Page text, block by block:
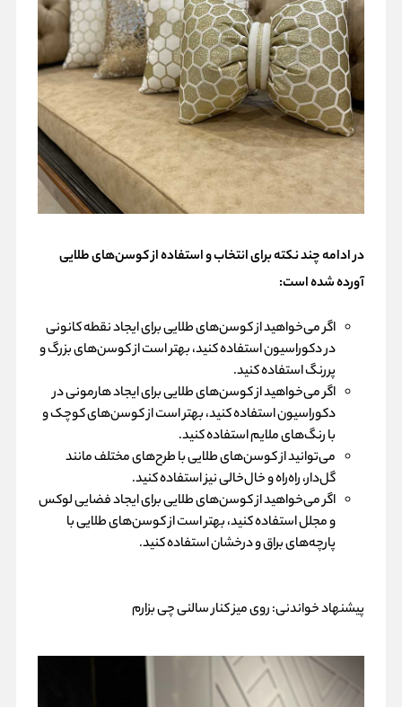
در ادامه چند نکته برای انتخاب و استفاده از کوسن‌های طلایی
آورده شده است:
اگر می‌خواهید از کوسن‌های طلایی برای ایجاد نقطه کانونی
در دکوراسیون استفاده کنید، بهتر است از کوسن‌های بزرگ و
پررنگ استفاده کنید.
اگر می‌خواهید از کوسن‌های طلایی برای ایجاد هارمونی در
دکوراسیون استفاده کنید، بهتر است از کوسن‌های کوچک و
با رنگ‌های ملایم استفاده کنید.
می‌توانید از کوسن‌های طلایی با طرح‌های مختلف مانند
گل‌دار، راه‌راه و خال‌خالی نیز استفاده کنید.
اگر می‌خواهید از کوسن‌های طلایی برای ایجاد فضایی لوکس
و مجلل استفاده کنید، بهتر است از کوسن‌های طلایی با
پارچه‌های براق و درخشان استفاده کنید.
پیشنهاد خواندنی:روی میز کنار سالنی چی بزارم